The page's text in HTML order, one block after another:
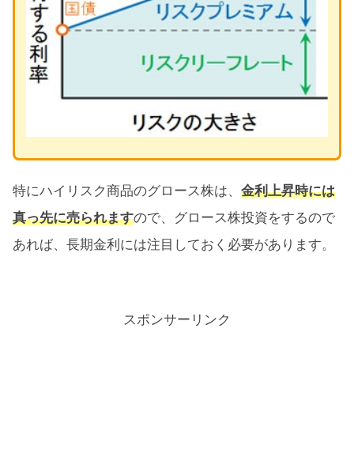
特にハイリスク商品のグロース株は、 金利上昇時には
真っ先に売られますので、グロース株投資をするので
あれば、長期金利には注目しておく必要があります。
スポンサーリンク